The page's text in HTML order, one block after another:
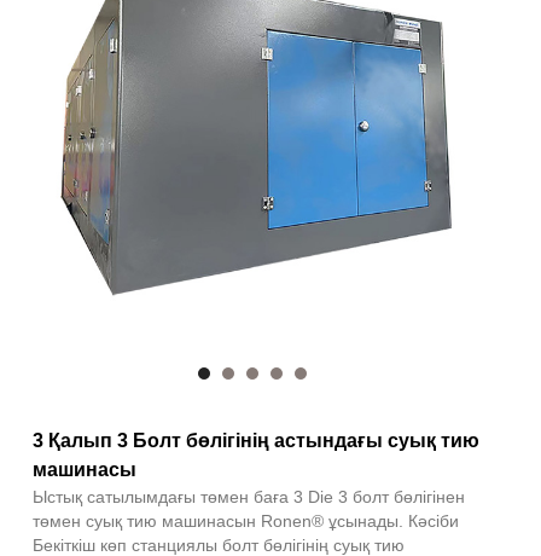
3 Қалып 3 Болт бөлігінің астындағы суық тию
машинасы
Ыстық сатылымдағы төмен баға 3 Die 3 болт бөлігінен
төмен суық тию машинасын Ronen® ұсынады. Кәсіби
Бекіткіш көп станциялы болт бөлігінің суық тию